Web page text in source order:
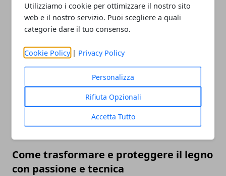
Utilizziamo i cookie per ottimizzare il nostro sito
web e il nostro servizio. Puoi scegliere a quali
categorie dare il tuo consenso.
Cookie Policy | Privacy Policy
Personalizza
Rifiuta Opzionali
Accetta Tutto
L'importanza di utilizzare cosmetici
biologici
10/07/2025
Come trasformare e proteggere il legno
con passione e tecnica